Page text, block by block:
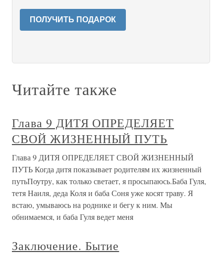
ПОЛУЧИТЬ ПОДАРОК
Читайте также
Глава 9 ДИТЯ ОПРЕДЕЛЯЕТ
СВОЙ ЖИЗНЕННЫЙ ПУТЬ
Глава 9 ДИТЯ ОПРЕДЕЛЯЕТ СВОЙ ЖИЗНЕННЫЙ
ПУТЬ Когда дитя показывает родителям их жизненный
путьПоутру, как только светает, я просыпаюсь.Баба Гуля,
тетя Наиля, деда Коля и баба Соня уже косят траву. Я
встаю, умываюсь на роднике и бегу к ним. Мы
обнимаемся, и баба Гуля ведет меня
Заключение. Бытие